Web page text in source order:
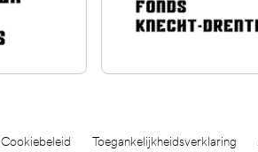
Cookiebeleid Toegankelijkheidsverklaring